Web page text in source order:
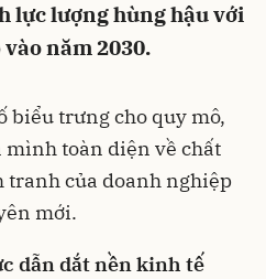
lực lượng hùng hậu với
năm 2030.
biểu trưng cho quy mô,
mình toàn diện về chất
tranh của doanh nghiệp
mới.
dẫn dắt nền kinh tế